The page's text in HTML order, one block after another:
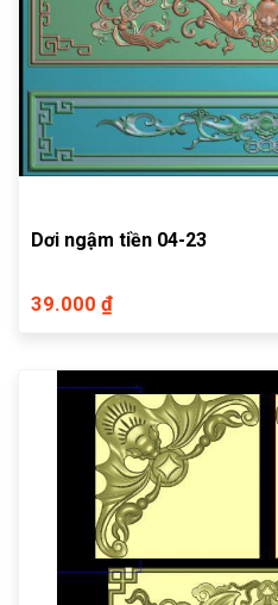
Dơi ngậm tiền 04-23
39.000 ₫